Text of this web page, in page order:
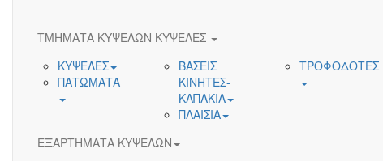
ΤΜΗΜΑΤΑ ΚΥΨΕΛΩΝ ΚΥΨΕΛΕΣ
ΚΥΨΕΛΕΣ
ΠΑΤΩΜΑΤΑ
ΒΑΣΕΙΣ
ΚΙΝΗΤΕΣ-
ΚΑΠΑΚΙΑ
ΠΛΑΙΣΙΑ
ΤΡΟΦΟΔΟΤΕΣ
ΕΞΑΡΤΗΜΑΤΑ ΚΥΨΕΛΩΝ